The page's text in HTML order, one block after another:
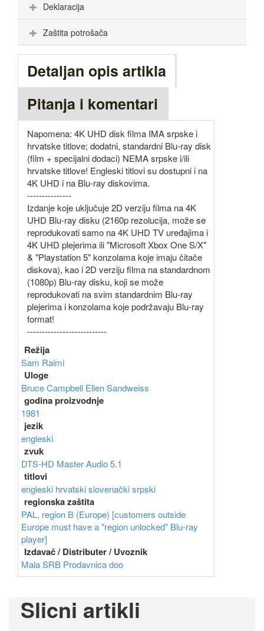
Deklaracija
Zaštita potrošača
Detaljan opis artikla
Pitanja i komentari
Napomena: 4K UHD disk filma IMA srpske i
hrvatske titlove; dodatni, standardni Blu-ray disk
(film + specijalni dodaci) NEMA srpske i/ili
hrvatske titlove! Engleski titlovi su dostupni i na
4K UHD i na Blu-ray diskovima.
---------------
Izdanje koje uključuje 2D verziju filma na 4K
UHD Blu-ray disku (2160p rezolucija, može se
reprodukovati samo na 4K UHD TV uređajima i
4K UHD plejerima ili "Microsoft Xbox One S/X"
& "Playstation 5" konzolama koje imaju čitače
diskova), kao i 2D verziju filma na standardnom
(1080p) Blu-ray disku, koji se može
reprodukovati na svim standardnim Blu-ray
plejerima i konzolama koje podržavaju Blu-ray
format!
---------------------------
Režija
Sam Raimi
Uloge
Bruce Campbell Ellen Sandweiss
godina proizvodnje
1981
jezik
engleski
zvuk
DTS-HD Master Audio 5.1
titlovi
engleski hrvatskislovenačkisrpski
regionska zaštita
PAL, region B (Europe) [customers outside
Europe must have a "region unlocked" Blu-ray
player]
Izdavač / Distributer / Uvoznik
Mala SRB Prodavnica doo
Slicni artikli